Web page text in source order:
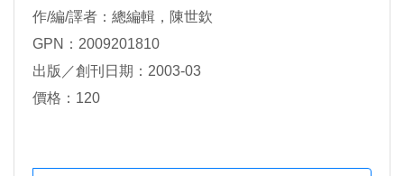
作/編/譯者：總編輯，陳世欽
GPN：2009201810
出版／創刊日期：2003-03
價格：120